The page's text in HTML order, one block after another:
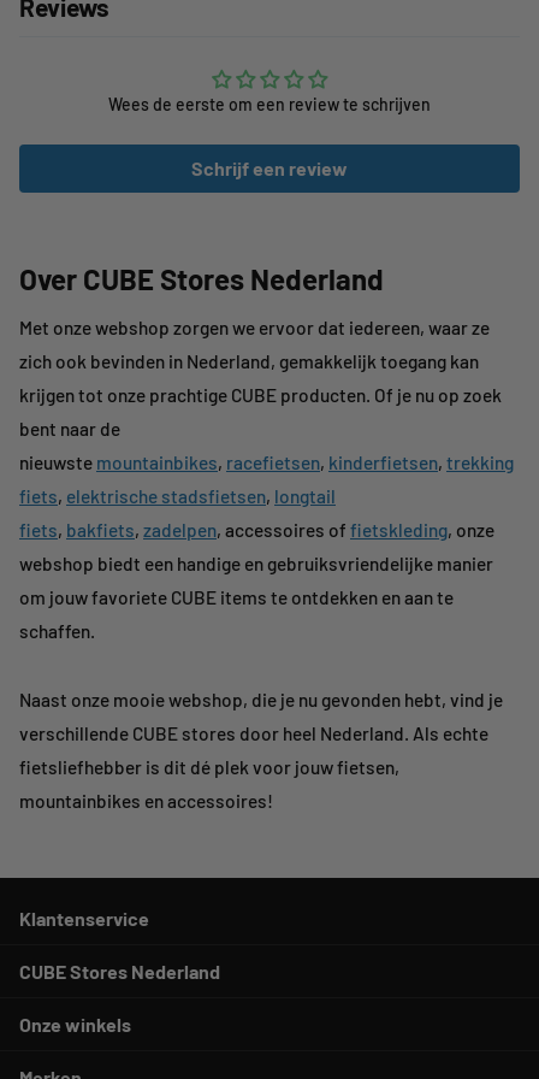
Reviews
Wees de eerste om een review te schrijven
Schrijf een review
Over CUBE Stores Nederland
Met onze webshop zorgen we ervoor dat iedereen, waar ze
zich ook bevinden in Nederland, gemakkelijk toegang kan
krijgen tot onze prachtige CUBE producten. Of je nu op zoek
bent naar de
nieuwste mountainbikes, racefietsen, kinderfietsen, trekking
fiets, elektrische stadsfietsen, longtail
fiets, bakfiets, zadelpen, accessoires of fietskleding, onze
webshop biedt een handige en gebruiksvriendelijke manier
om jouw favoriete CUBE items te ontdekken en aan te
schaffen.
Naast onze mooie webshop, die je nu gevonden hebt, vind je
verschillende CUBE stores door heel Nederland. Als echte
fietsliefhebber is dit dé plek voor jouw fietsen,
mountainbikes en accessoires!
Klantenservice
CUBE Stores Nederland
Onze winkels